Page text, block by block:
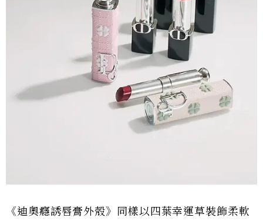
《迪奧癮誘唇膏外殼》同樣以四葉幸運草裝飾柔軟